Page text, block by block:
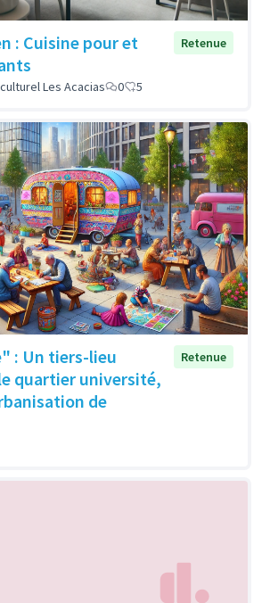
: Cuisine pour et
Retenue
Les Acacias 0 5
: Un tiers-lieu
quartier université,
de
Retenue